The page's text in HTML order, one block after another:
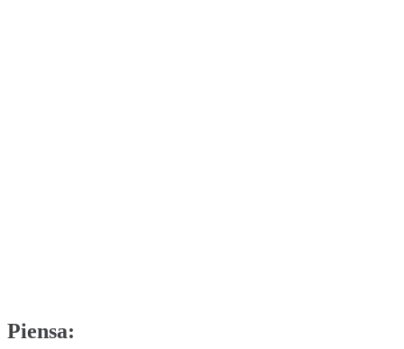
Piensa: